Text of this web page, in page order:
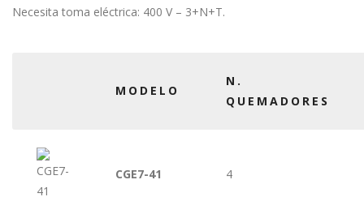
Necesita toma eléctrica: 400 V – 3+N+T.
MODELO
N.
QUEMADORES
CGE7-41 4